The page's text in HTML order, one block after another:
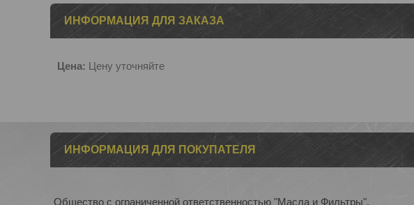
ИНФОРМАЦИЯ ДЛЯ ЗАКАЗА
Цена: Цену уточняйте
ИНФОРМАЦИЯ ДЛЯ ПОКУПАТЕЛЯ
Общество с ограниченной ответственностью "Масла и Фильтры".